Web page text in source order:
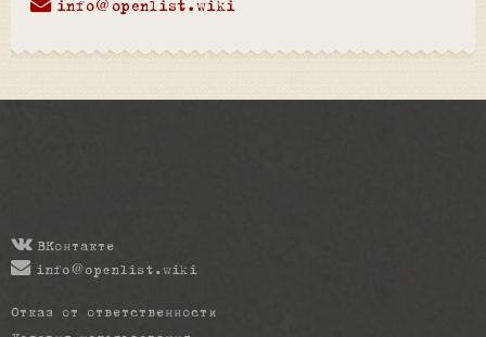
info@openlist.wiki
ВКонтакте
info@openlist.wiki
Отказ от ответственности